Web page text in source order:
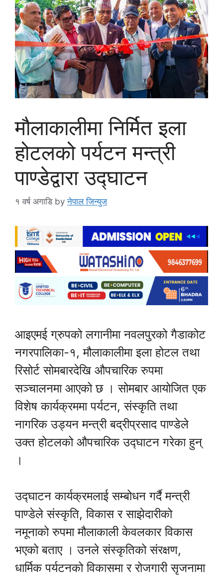
मौलाकालीमा निर्मित इला
होटलको पर्यटन मन्त्री
पाण्डेद्वारा उद्घाटन
१ वर्ष अगाडि byनेपाल जिन्युज
आइएमई ग्रुपको लगानीमा नवलपुरको गैडाकोट
नगरपालिका-१, मौलाकालीमा इला होटल तथा
रिसोर्ट सोमबारदेखि औपचारिक रुपमा
सञ्चालनमा आएको छ । सोमबार आयोजित एक
विशेष कार्यक्रममा पर्यटन, संस्कृति तथा
नागरिक उड्यन मन्त्री बद्रीप्रसाद पाण्डेले
उक्त होटलको औपचारिक उद्घाटन गरेका हुन्
।
उद्घाटन कार्यक्रमलाई सम्बोधन गर्दै मन्त्री
पाण्डेले संस्कृति, विकास र साझेदारीको
नमूनाको रुपमा मौलाकाली केवलकार विकास
भएको बताए । उनले संस्कृतिको संरक्षण,
धार्मिक पर्यटनको विकासमा र रोजगारी सृजनामा